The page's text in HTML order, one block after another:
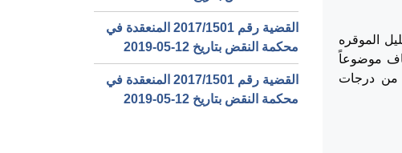
بداية الخليل الموقره
، والمتضمن رد الاستئناف موضوعاً
من درجات
القضية رقم ‎1501‏/‎2017‏ المنعقدة في
محكمة النقض بتاريخ ‎2019-05-12‏
القضية رقم ‎1501‏/‎2017‏ المنعقدة في
محكمة النقض بتاريخ ‎2019-05-12‏